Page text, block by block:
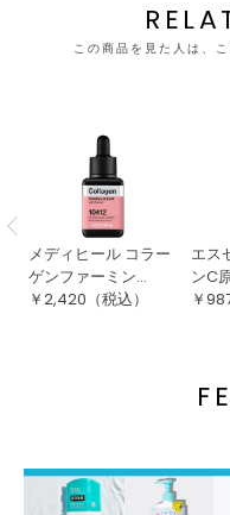
この商品を見た人は、
メディヒール コラー
ゲンファーミン...
￥2,420 （税込）
エス
ンC
￥